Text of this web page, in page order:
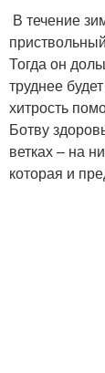
В течение
Тогда он
труднее
хитрость
Ботву
ветках – на
которая и